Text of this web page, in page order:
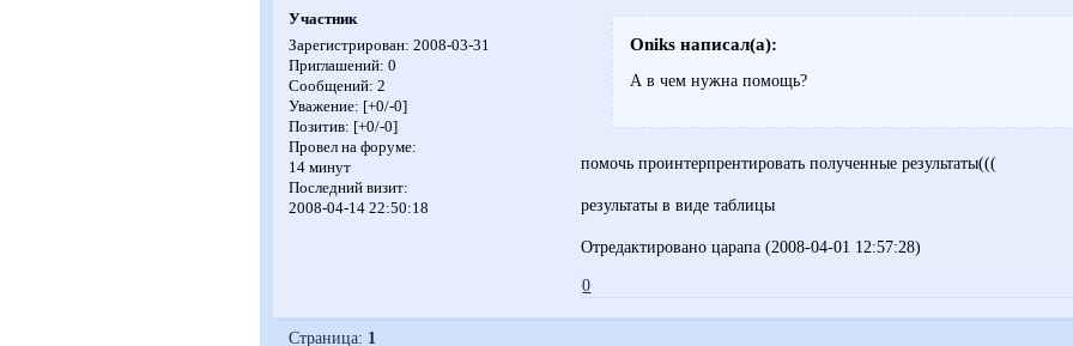
Участник
Зарегистрирован: 2008-03-31
Приглашений: 0
Сообщений: 2
Уважение: [+0/-0]
Позитив: [+0/-0]
Провел на форуме:
14 минут
Последний визит:
2008-04-14 22:50:18
Oniks написал(а):
А в чем нужна помощь?
помочь проинтерпрентировать полученные результаты(((
результаты в виде таблицы
Отредактировано царапа (2008-04-01 12:57:28)
0
Страница: 1